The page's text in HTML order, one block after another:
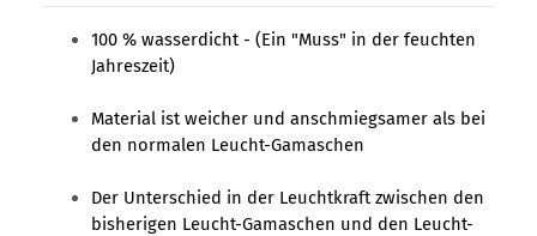
100 % wasserdicht - (Ein "Muss" in der feuchten
Jahreszeit)
Material ist weicher und anschmiegsamer als bei
den normalen Leucht-Gamaschen
Der Unterschied in der Leuchtkraft zwischen den
bisherigen Leucht-Gamaschen und den Leucht-